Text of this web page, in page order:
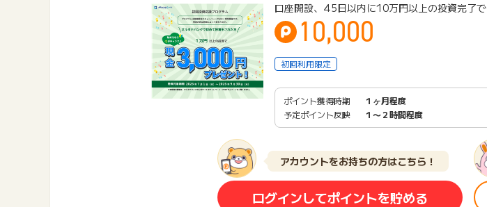
口座開設、45日以内に10万円以上の投資完了で
10,000
初回利用限定
ポイント獲得時期
１ヶ月程度
予定ポイント反映
１〜２時間程度
アカウントをお持ちの方はこちら！
ログインしてポイントを貯める